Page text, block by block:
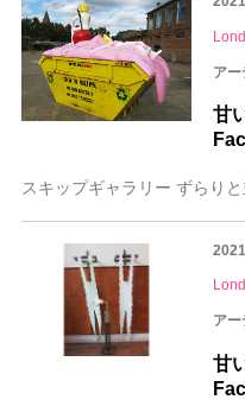
アー
甘
アー
甘